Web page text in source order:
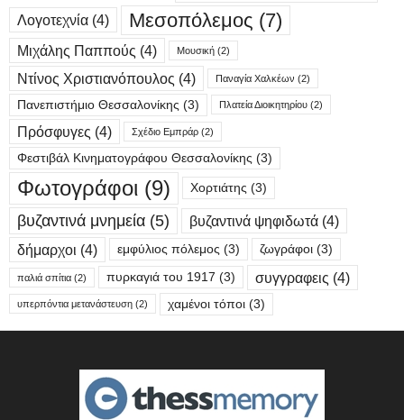
Λογοτεχνία (4) Μεσοπόλεμος (7)
Μιχάλης Παππούς (4) Μουσική (2)
Ντίνος Χριστιανόπουλος (4) Παναγία Χαλκέων (2)
Πανεπιστήμιο Θεσσαλονίκης (3) Πλατεία Διοικητηρίου (2)
Πρόσφυγες (4) Σχέδιο Εμπράρ (2)
Φεστιβάλ Κινηματογράφου Θεσσαλονίκης (3)
Φωτογράφοι (9) Χορτιάτης (3)
βυζαντινά μνημεία (5) βυζαντινά ψηφιδωτά (4)
δήμαρχοι (4) εμφύλιος πόλεμος (3) ζωγράφοι (3)
παλιά σπίτια (2) πυρκαγιά του 1917 (3) συγγραφεις (4)
υπερπόντια μετανάστευση (2) χαμένοι τόποι (3)